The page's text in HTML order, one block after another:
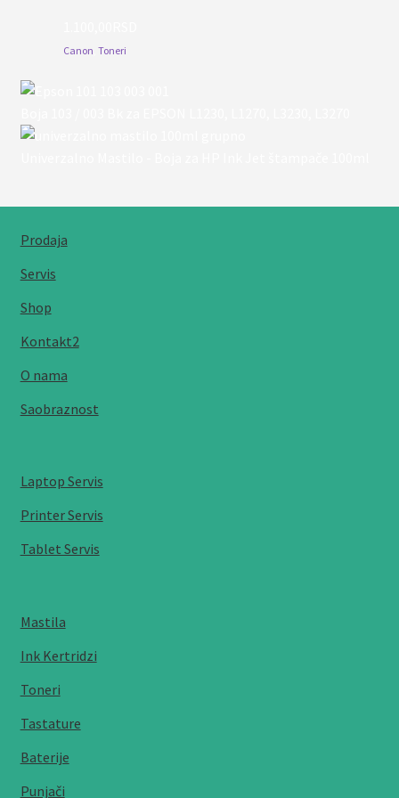
Canon Toneri
Prodaja
Servis
Shop
Kontakt2
O nama
Saobraznost
Laptop Servis
Printer Servis
Tablet Servis
Mastila
Ink Kertridzi
Toneri
Tastature
Baterije
Punjači